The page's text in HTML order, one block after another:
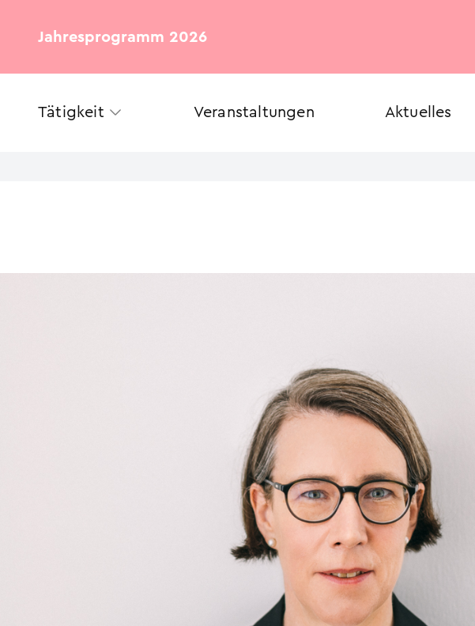
Jahresprogramm 2026
Tätigkeit Veranstaltungen Aktuelles